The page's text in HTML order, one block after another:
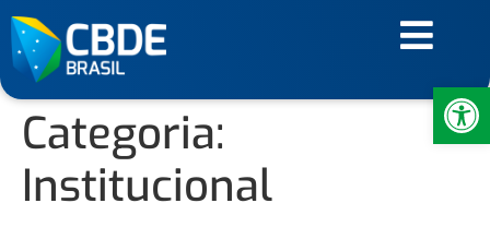
Categoria:
Institucional